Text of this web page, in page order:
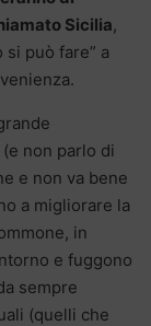
Sicilia,
può fare” a
non parlo di
e non va bene
a migliorare la
in
e fuggono
sempre
(quelli che